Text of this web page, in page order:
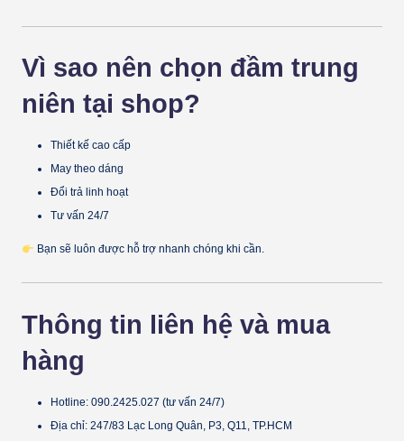
Vì sao nên chọn đầm trung
niên tại shop?
Thiết kế cao cấp
May theo dáng
Đổi trả linh hoạt
Tư vấn 24/7
Bạn sẽ luôn được hỗ trợ nhanh chóng khi cần.
Thông tin liên hệ và mua
hàng
Hotline: 090.2425.027 (tư vấn 24/7)
Địa chỉ: 247/83 Lạc Long Quân, P3, Q11, TP.HCM